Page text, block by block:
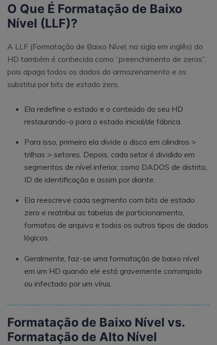
O Que É Formatação de Baixo
Nível (LLF)?
A LLF (Formatação de Baixo Nível, na sigla em inglês) do
HD também é conhecida como “preenchimento de zeros”,
pois apaga todos os dados do armazenamento e os
substitui por bits de estado zero.
Ela redefine o estado e o conteúdo do seu HD
restaurando-o para o estado inicial/de fábrica.
Para isso, primeiro ela divide o disco em cilindros >
trilhas > setores. Depois, cada setor é dividido em
segmentos de nível inferior, como DADOS de distrito,
ID de identificação e assim por diante.
Ela reescreve cada segmento com bits de estado
zero e reatribui as tabelas de particionamento,
formatos de arquivo e todos os outros tipos de dados
lógicos.
Geralmente, faz-se uma formatação de baixo nível
em um HD quando ele está gravemente corrompido
ou infectado por um vírus.
Formatação de Baixo Nível vs.
Formatação de Alto Nível